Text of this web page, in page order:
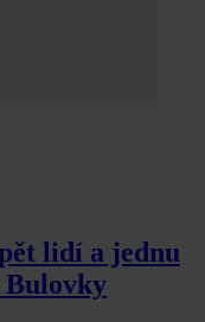
lidí a jednu
Bulovky